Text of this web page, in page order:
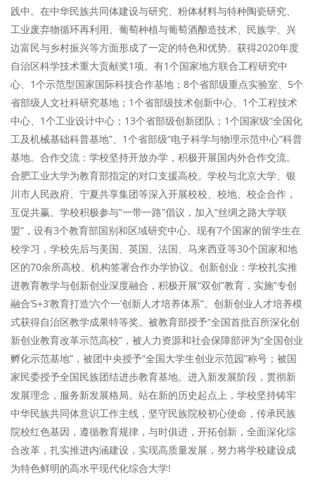
践中。在中华民族共同体建设与研究、粉体材料与特种陶瓷研究、
工业废弃物循环再利用、葡萄种植与葡萄酒酿造技术、民族学、兴
边富民与乡村振兴等方面形成了一定的特色和优势。获得2020年度
自治区科学技术重大贡献奖1项。有1个国家地方联合工程研究中
心、1个示范型国家国际科技合作基地；8个省部级重点实验室、5个
省部级人文社科研究基地；1个省部级技术创新中心、1个工程技术
中心、1个工业设计中心；13个省部级创新团队；1个国家级“全国化
工及机械基础科普基地”、1个省部级“电子科学与物理示范中心”科普
基地。合作交流：学校坚持开放办学，积极开展国内外合作交流。
合肥工业大学为教育部指定的对口支援高校。学校与北京大学、银
川市人民政府、宁夏共享集团等深入开展校校、校地、校企合作，
互促共赢。学校积极参与“一带一路”倡议，加入“丝绸之路大学联
盟”，设有3个教育部国别和区域研究中心。现有7个国家的留学生在
校学习，学校先后与美国、英国、法国、马来西亚等30个国家和地
区的70余所高校、机构签署合作办学协议。创新创业：学校扎实推
进教育教学与创新创业深度融合，积极开展“双创”教育，实施“专创
融合‘5+3’教育打造‘六个一’创新人才培养体系”。创新创业人才培养模
式获得自治区教学成果特等奖。被教育部授予“全国首批百所深化创
新创业教育改革示范高校”，被人力资源和社会保障部评为“全国创业
孵化示范基地”，被团中央授予“全国大学生创业示范园”称号；被国
家民委授予全国民族团结进步教育基地。进入新发展阶段，贯彻新
发展理念，服务新发展格局。站在新的历史起点上，学校坚持铸牢
中华民族共同体意识工作主线，坚守民族院校初心使命，传承民族
院校红色基因，遵循教育规律，与时俱进，开拓创新，全面深化综
合改革，扎实推进内涵建设，实现高质量发展，努力将学校建设成
为特色鲜明的高水平现代化综合大学!